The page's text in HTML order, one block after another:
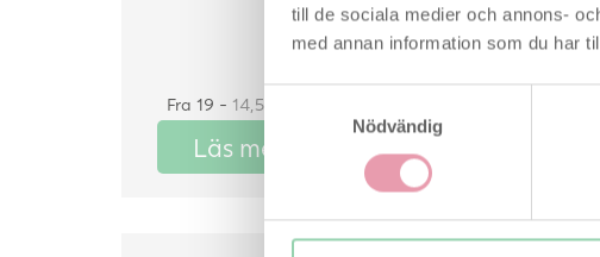
till de sociala medier och annons-
med annan information som du har
Nödvändig
Fra 19 - 14,50
Läs mer här